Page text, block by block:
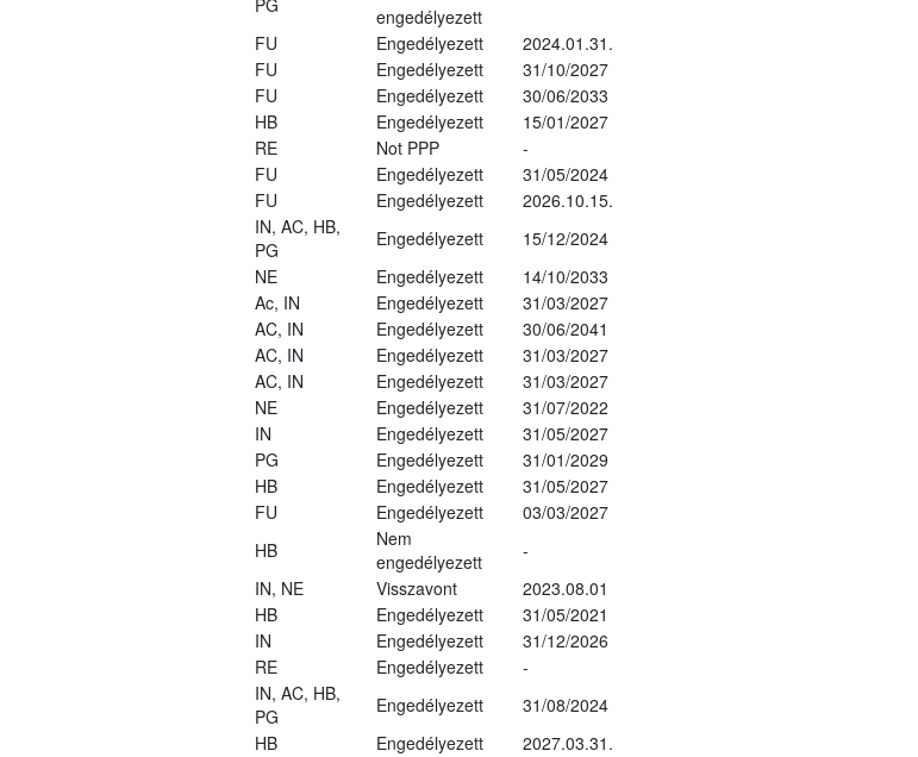
engedélyezett
FU Engedélyezett
2024.01.31.
FU Engedélyezett
31/10/2027
FU Engedélyezett
30/06/2033
HB Engedélyezett
15/01/2027
RE Not PPP
-
FU Engedélyezett
31/05/2024
FU Engedélyezett
2026.10.15.
IN, AC, HB,
PG
Engedélyezett
15/12/2024
NE Engedélyezett
14/10/2033
Ac, IN Engedélyezett
31/03/2027
AC, IN Engedélyezett
30/06/2041
AC, IN Engedélyezett
31/03/2027
AC, IN Engedélyezett
31/03/2027
NE Engedélyezett
31/07/2022
IN Engedélyezett
31/05/2027
PG Engedélyezett
31/01/2029
HB Engedélyezett
31/05/2027
FU Engedélyezett
03/03/2027
HB
Nem
engedélyezett
-
IN, NE Visszavont
2023.08.01
HB Engedélyezett
31/05/2021
IN Engedélyezett
31/12/2026
RE Engedélyezett
-
IN, AC, HB,
PG
Engedélyezett
31/08/2024
HB Engedélyezett
2027.03.31.